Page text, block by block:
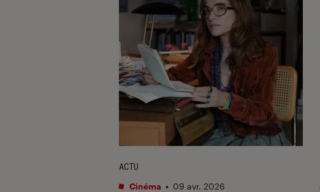
ACTU
Cinéma • 09 avr. 2026